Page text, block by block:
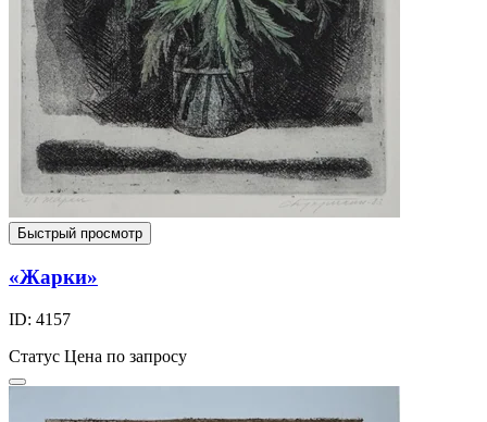
Быстрый просмотр
«Жарки»
ID: 4157
Статус Цена по запросу